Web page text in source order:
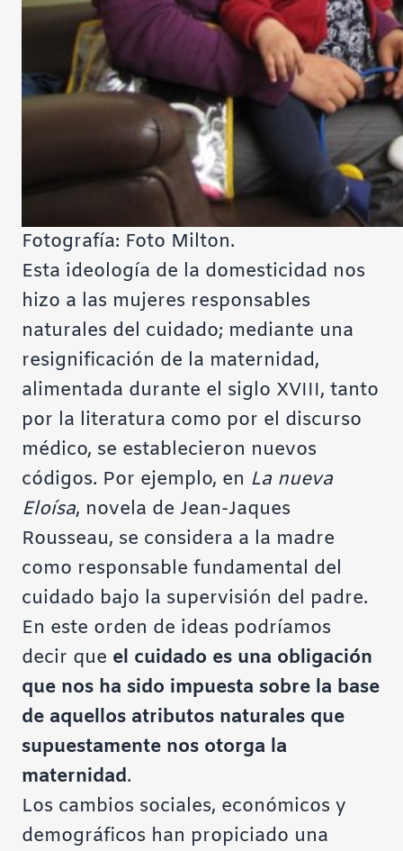
Fotografía: Foto Milton.
Esta ideología de la domesticidad nos
hizo a las mujeres responsables
naturales del cuidado; mediante una
resignificación de la maternidad,
alimentada durante el siglo XVIII, tanto
por la literatura como por el discurso
médico, se establecieron nuevos
códigos. Por ejemplo, en La nueva
Eloísa, novela de Jean-Jaques
Rousseau, se considera a la madre
como responsable fundamental del
cuidado bajo la supervisión del padre.
En este orden de ideas podríamos
decir que el cuidado es una obligación
que nos ha sido impuesta sobre la base
de aquellos atributos naturales que
supuestamente nos otorga la
maternidad.
Los cambios sociales, económicos y
demográficos han propiciado una